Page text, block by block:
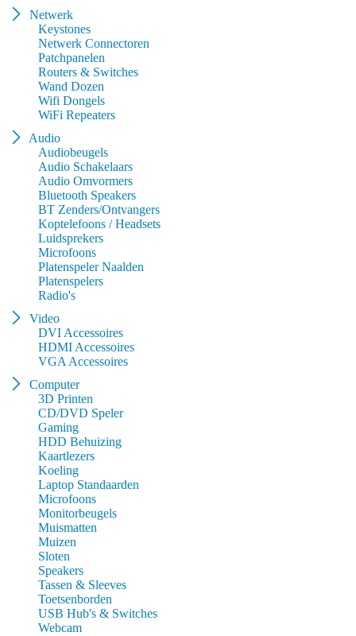
Netwerk
Keystones
Netwerk Connectoren
Patchpanelen
Routers & Switches
Wand Dozen
Wifi Dongels
WiFi Repeaters
Audio
Audiobeugels
Audio Schakelaars
Audio Omvormers
Bluetooth Speakers
BT Zenders/Ontvangers
Koptelefoons / Headsets
Luidsprekers
Microfoons
Platenspeler Naalden
Platenspelers
Radio's
Video
DVI Accessoires
HDMI Accessoires
VGA Accessoires
Computer
3D Printen
CD/DVD Speler
Gaming
HDD Behuizing
Kaartlezers
Koeling
Laptop Standaarden
Microfoons
Monitorbeugels
Muismatten
Muizen
Sloten
Speakers
Tassen & Sleeves
Toetsenborden
USB Hub's & Switches
Webcam